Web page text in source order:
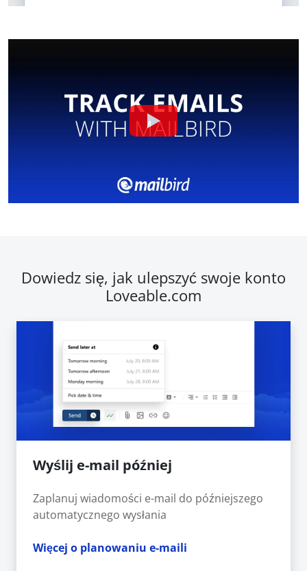
Dowiedz się, jak ulepszyć swoje konto
Loveable.com
Wyślij e-mail później
Zaplanuj wiadomości e-mail do późniejszego
automatycznego wysłania
Więcej o planowaniu e-maili